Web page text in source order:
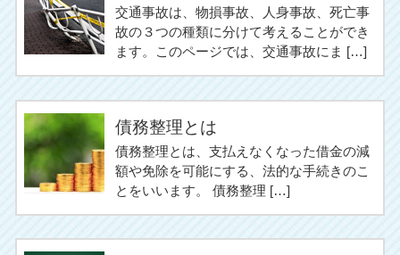
交通事故は、物損事故、人身事故、死亡事
故の３つの種類に分けて考えることができ
ます。このページでは、交通事故にま […]
債務整理とは
債務整理とは、支払えなくなった借金の減
額や免除を可能にする、法的な手続きのこ
とをいいます。 債務整理 […]